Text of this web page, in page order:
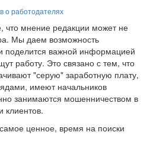
о работодателях
мнение редакции может не
Мы даем возможность
поделится важной информацией
работу. Это связано с тем, что
"серую" заработную плату,
имеют начальников
занимаются мошенничеством в
клиентов.
ценное, время на поиски